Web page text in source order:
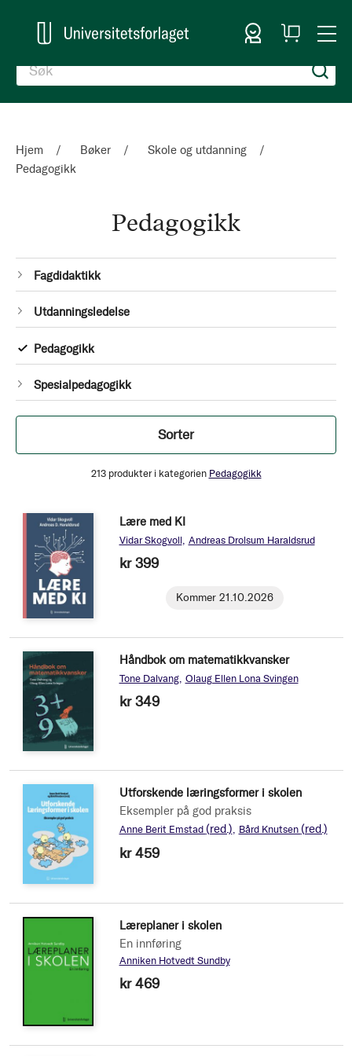
Logg inn
Handlekurv
Hjem Bøker
Skole og utdanning
Pedagogikk
Pedagogikk
Kategorier
Fagdidaktikk
Utdanningsledelse
Pedagogikk
Spesialpedagogikk
Sorter
213produkter i kategorien Pedagogikk
Lære med KI
Vidar Skogvoll Andreas Drolsum Haraldsrud
kr 399
Kommer 21.10.2026
Håndbok om matematikkvansker
Tone Dalvang Olaug Ellen Lona Svingen
kr 349
Utforskende læringsformer i skolen
Eksempler på god praksis
Anne Berit Emstad (red.) Bård Knutsen (red.)
kr 459
Læreplaner i skolen
En innføring
Anniken Hotvedt Sundby
kr 469